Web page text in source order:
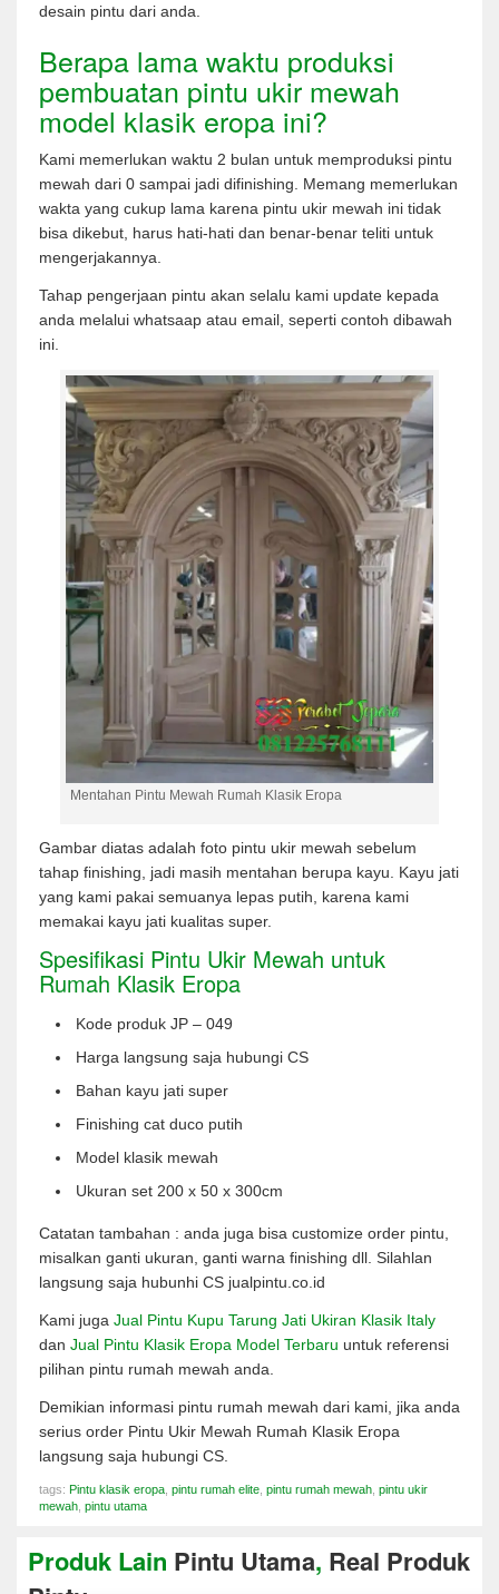
desain pintu dari anda.
Berapa lama waktu produksi
pembuatan pintu ukir mewah
model klasik eropa ini?
Kami memerlukan waktu 2 bulan untuk memproduksi pintu
mewah dari 0 sampai jadi difinishing. Memang memerlukan
wakta yang cukup lama karena pintu ukir mewah ini tidak
bisa dikebut, harus hati-hati dan benar-benar teliti untuk
mengerjakannya.
Tahap pengerjaan pintu akan selalu kami update kepada
anda melalui whatsaap atau email, seperti contoh dibawah
ini.
Mentahan Pintu Mewah Rumah Klasik Eropa
Gambar diatas adalah foto pintu ukir mewah sebelum
tahap finishing, jadi masih mentahan berupa kayu. Kayu jati
yang kami pakai semuanya lepas putih, karena kami
memakai kayu jati kualitas super.
Spesifikasi Pintu Ukir Mewah untuk
Rumah Klasik Eropa
Kode produk JP – 049
Harga langsung saja hubungi CS
Bahan kayu jati super
Finishing cat duco putih
Model klasik mewah
Ukuran set 200 x 50 x 300cm
Catatan tambahan : anda juga bisa customize order pintu,
misalkan ganti ukuran, ganti warna finishing dll. Silahlan
langsung saja hubunhi CS jualpintu.co.id
Kami juga Jual Pintu Kupu Tarung Jati Ukiran Klasik Italy
dan Jual Pintu Klasik Eropa Model Terbaru untuk referensi
pilihan pintu rumah mewah anda.
Demikian informasi pintu rumah mewah dari kami, jika anda
serius order Pintu Ukir Mewah Rumah Klasik Eropa
langsung saja hubungi CS.
tags: Pintu klasik eropa pintu rumah elite pintu rumah mewah pintu ukir
mewah pintu utama
Produk Lain Pintu Utama, Real Produk